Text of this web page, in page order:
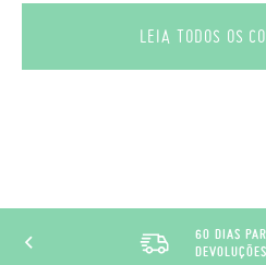
LEIA TODOS OS
60 DIAS
DEVOLUÇÕES